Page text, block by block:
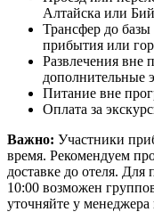
Алтайска или
Трансфер до
прибытия или
Развлечения вне
дополнительные
Питание вне
Оплата за
Важно: Участники
время. Рекомендуем
доставке до отеля.
10:00 возможен
уточняйте у